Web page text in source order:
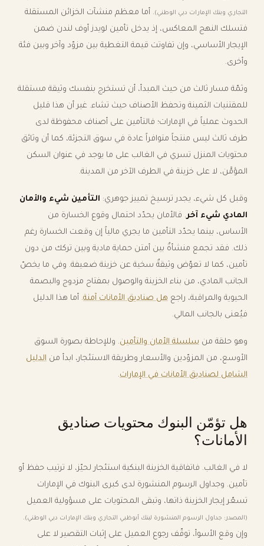
التجاري وبنك الإمارات دبي الوطني). أما معظم منشآت الخزائن المستقلة
فتسلك النهج المعاكس، إذ يدخل تأمين لويدز أوف لندن ضمن
الإيجار الأساسي، وإن تفاوتت قيمة التغطية بين مزوّد وآخر وبين فئة
وأخرى.
وثمّة مسار ثالث من حيث المبدأ، أن تستخرج بنفسك وثيقة مستقلة
للمقتنيات الثمينة وتحفظ الأصناف حيث تشاء. غير أن هذا قليل
الحدوث عملياً في الإمارات؛ فالتأمين على أصناف محفوظة لدى
طرف ثالث ليس منتجاً متوافراً عادة في سوق التجزئة، كما أن وثائق
محتويات المنزل تسري في الغالب على ما يوجد في عنوان السكن
المؤمَّن، لا على خزينة في الطرف الآخر من المدينة.
وقبل كل شيء، يجدر ترسيخ تمييز جوهري: التأمين شيء والأمان
المادي شيء آخر. فالأمان يحدّد احتمال وقوع الخسارة من
الأساس، بينما يحدّد التأمين ما يجري مالياً إن وقعت الخسارة رغم
ذلك. فقد تجمع منشأةٌ بين أمتن حماية مادية وبين تركك من دون
تأمين، كما لا تعوّض وثيقةٌ سخية عن خزينة ضعيفة. وفي ما يخصّ
الجانب المادي، من بناء الخزينة والوصول بمفتاح مزدوج والبصمة
الحيوية والمراقبة، راجع هل صناديق الأمانات آمنة. أما هذا الدليل
فيُعنى بالجانب المالي.
وهو حلقة من سلسلة الأمان والتأمين. وللإحاطة بصورة السوق
الأوسع، من المزوّدين والأسعار وطريقة الاستئجار، ابدأ من الدليل
الشامل لصناديق الأمانات في الإمارات.
هل تؤمّن البنوك محتويات صناديق
الأمانات؟
لا في الغالب. فاتفاقية الخزينة البنكية استئجار لحيّز، لا ترتيب حفظ أو
تأمين. وجداول الرسوم المنشورة لدى كبرى البنوك في الإمارات
تسعّر إيجار الخزينة ذاتها، وتبقى المحتويات على مسؤولية العميل
(المصدر: جداول الرسوم المنشورة لبنك أبوظبي التجاري وبنك الإمارات دبي الوطني).
وإن وقع الأسوأ، توقّف رجوع العميل على إثبات التقصير لا على